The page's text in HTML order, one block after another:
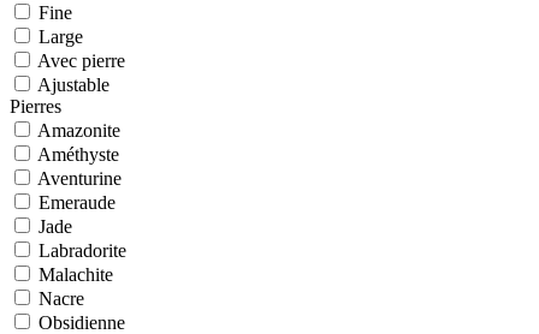
Fine
Large
Avec pierre
Ajustable
Pierres
Amazonite
Améthyste
Aventurine
Emeraude
Jade
Labradorite
Malachite
Nacre
Obsidienne